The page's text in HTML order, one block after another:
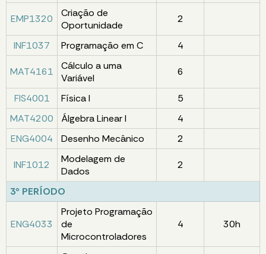
EMP1320
Criação de
Oportunidade
2
INF1037 Programação em C 4
MAT4161
Cálculo a uma
Variável
6
FIS4001 Física I
5
MAT4200
Álgebra Linear I
4
ENG4004
Desenho Mecânico 2
INF1012
Modelagem de
Dados
2
3º PERÍODO
ENG4033
Projeto Programação
de
Microcontroladores
4 30h